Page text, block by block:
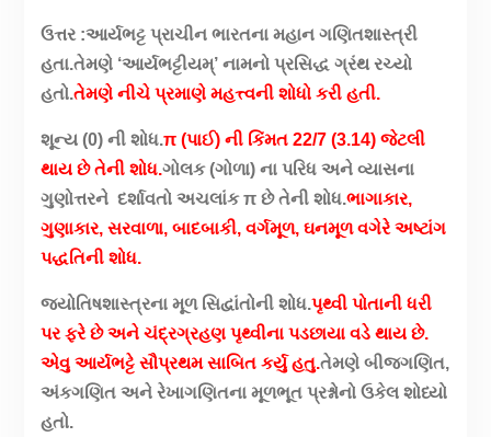
ઉત્તર :આર્યભટ્ટ પ્રાચીન ભારતના મહાન ગણિતશાસ્ત્રી
હતા.તેમણે ‘આર્યભટ્ટીયમ્’ નામનો પ્રસિદ્ધ ગ્રંથ રચ્યો
હતો.તેમણે નીચે પ્રમાણે મહત્ત્વની શોધો કરી હતી.
શૂન્ય (0) ની શોધ.π (પાઈ) ની કિંમત 22/7 (3.14) જેટલી
થાય છે તેની શોધ.ગોલક (ગોળા) ના પરિધ અને વ્યાસના
ગુણોત્તરને દર્શાવતો અચલાંક π છે તેની શોધ.ભાગાકાર,
ગુણાકાર, સરવાળા, બાદબાકી, વર્ગમૂળ, ઘનમૂળ વગેરે અષ્ટાંગ
પદ્ધતિની શોધ.
જયોતિષશાસ્ત્રના મૂળ સિદ્વાંતોની શોધ.પૃથ્વી પોતાની ધરી
પર ફરે છે અને ચંદ્રગ્રહણ પૃથ્વીના પડછાયા વડે થાય છે.
એવુ આર્યભટ્ટે સૌપ્રથમ સાબિત કર્યુ હતુ.તેમણે બીજગણિત,
અંકગણિત અને રેખાગણિતના મૂળભૂત પ્રશ્નોનો ઉકેલ શોધ્યો
હતો.